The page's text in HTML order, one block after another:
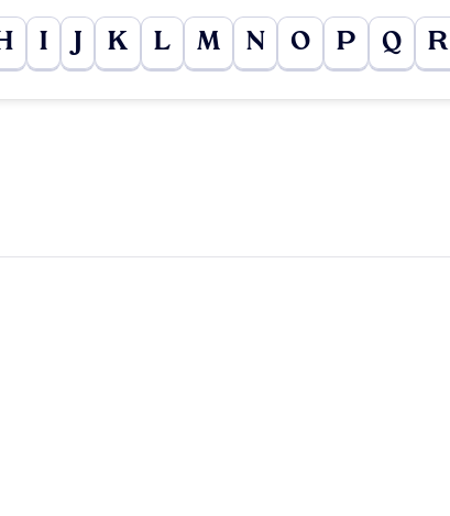
I J K L M N O P Q R